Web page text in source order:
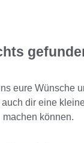
eure Wünsche
dir eine
machen können.